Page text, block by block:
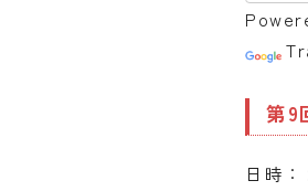
第9
日時